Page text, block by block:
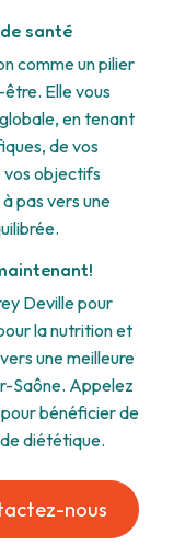
santé
comme un pilier
Elle vous
en tenant
de vos
vos objectifs
pas vers une
Deville pour
la nutrition et
une meilleure
Saône. Appelez
bénéficier de
diététique.
nous